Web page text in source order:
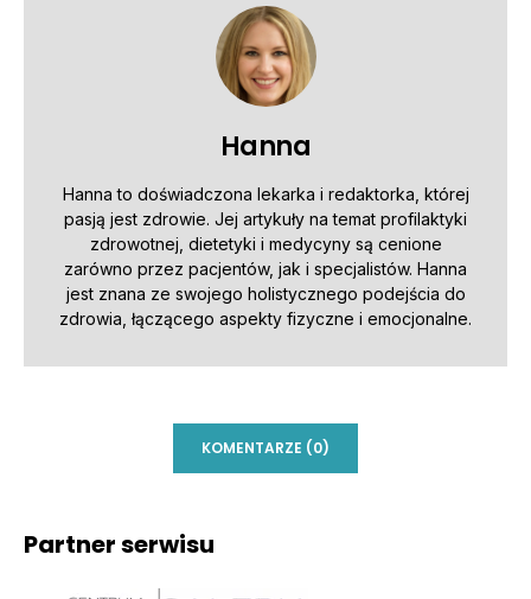
Hanna
Hanna to doświadczona lekarka i redaktorka, której
pasją jest zdrowie. Jej artykuły na temat profilaktyki
zdrowotnej, dietetyki i medycyny są cenione
zarówno przez pacjentów, jak i specjalistów. Hanna
jest znana ze swojego holistycznego podejścia do
zdrowia, łączącego aspekty fizyczne i emocjonalne.
KOMENTARZE (0)
Partner serwisu